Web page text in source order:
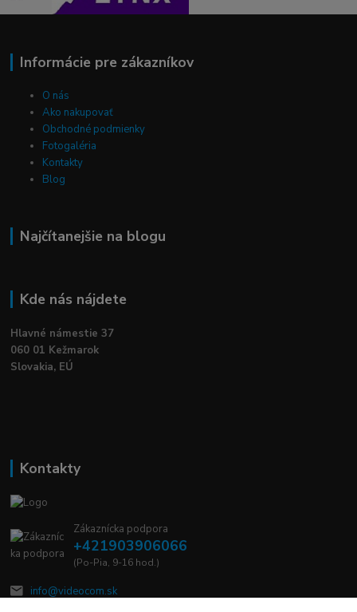
Informácie pre zákazníkov
O nás
Ako nakupovať
Obchodné podmienky
Fotogaléria
Kontakty
Blog
Najčítanejšie na blogu
Kde nás nájdete
Hlavné námestie 37
060 01 Kežmarok
Slovakia, EÚ
Kontakty
Zákaznícka podpora
+421903906066
(Po-Pia, 9-16 hod.)
info@videocom.sk